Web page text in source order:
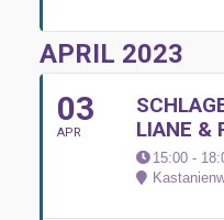
APRIL 2023
03
APR
LIANE &
15:00 -